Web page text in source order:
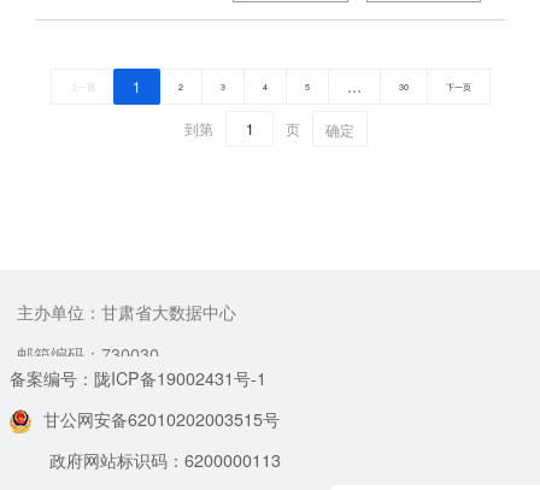
上一页 1 2 3 4 5 … 30 下一页
到第 页 确定
主办单位：甘肃省大数据中心
邮箱编码：730030
备案编号：陇ICP备19002431号-1
甘公网安备62010202003515号
政府网站标识码：6200000113